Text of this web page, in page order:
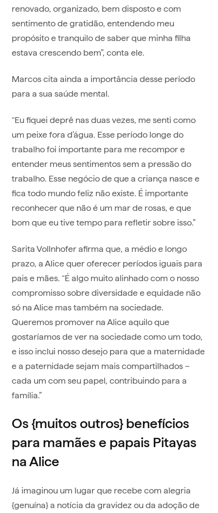
renovado, organizado, bem disposto e com
sentimento de gratidão, entendendo meu
propósito e tranquilo de saber que minha filha
estava crescendo bem”, conta ele.
Marcos cita ainda a importância desse período
para a sua saúde mental.
“Eu fiquei deprê nas duas vezes, me senti como
um peixe fora d’água. Esse período longe do
trabalho foi importante para me recompor e
entender meus sentimentos sem a pressão do
trabalho. Esse negócio de que a criança nasce e
fica todo mundo feliz não existe. É importante
reconhecer que não é um mar de rosas, e que
bom que eu tive tempo para refletir sobre isso.”
Sarita Vollnhofer afirma que, a médio e longo
prazo, a Alice quer oferecer períodos iguais para
pais e mães. “É algo muito alinhado com o nosso
compromisso sobre diversidade e equidade não
só na Alice mas também na sociedade.
Queremos promover na Alice aquilo que
gostaríamos de ver na sociedade como um todo,
e isso inclui nosso desejo para que a maternidade
e a paternidade sejam mais compartilhados –
cada um com seu papel, contribuindo para a
família.”
Os {muitos outros} benefícios
para mamães e papais Pitayas
na Alice
Já imaginou um lugar que recebe com alegria
{genuína} a notícia da gravidez ou da adoção de